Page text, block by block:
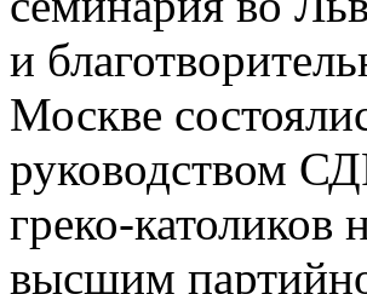
и
Москве
руководством
греко-католиков
высшим